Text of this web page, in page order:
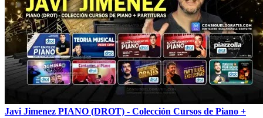
Javi Jimenez PIANO (DROT) - Colección Cursos de Piano +